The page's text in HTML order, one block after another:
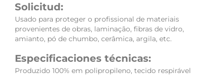
Solicitud:
Usado para proteger o profissional de materiais
provenientes de obras, laminação, fibras de vidro,
amianto, pó de chumbo, cerâmica, argila, etc.
Especificaciones técnicas:
Produzido 100% em polipropileno, tecido respirável